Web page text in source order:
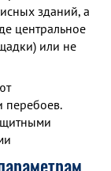
зданий, а
центральное
или не
перебоев.